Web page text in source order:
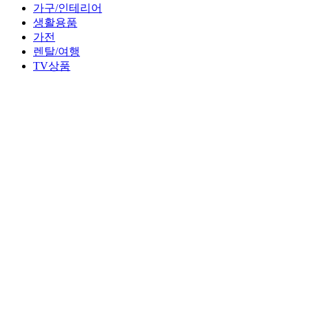
가구/인테리어
생활용품
가전
렌탈/여행
TV상품